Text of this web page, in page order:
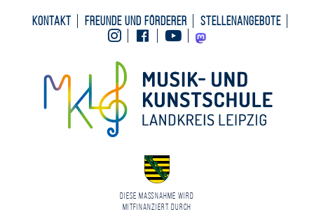
Kontakt Freunde und Förderer
Stellenangebote
InstagramFacebookYoutubeMastodon
Diese Maßnahme wird
mitfinanziert durch